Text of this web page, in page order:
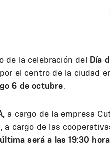
de la celebración del Día
el centro de la ciudad
6 de octubre.
a cargo de la empresa
, a cargo de las
será a las 19:30